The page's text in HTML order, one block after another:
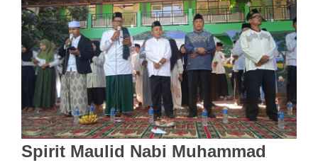
Spirit Maulid Nabi Muhammad